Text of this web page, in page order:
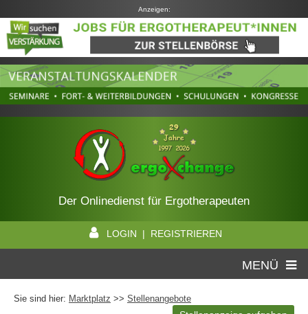
Anzeigen:
Der Onlinedienst für Ergotherapeuten
LOGIN | REGISTRIEREN
MENÜ
Sie sind hier: Marktplatz >> Stellenangebote